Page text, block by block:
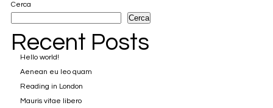
Cerca
Cerca
Recent Posts
Hello world!
Aenean eu leo quam
Reading in London
Mauris vitae libero